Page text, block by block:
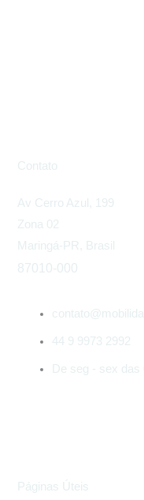
Páginas Úteis
Contato
Av Cerro Azul, 199
Zona 02
Maringá-PR, Brasil
87010-000
44 9 9973 2992
De seg - sex das